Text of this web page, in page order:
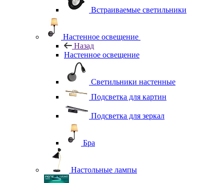
Встраиваемые светильники
Настенное освещение
Назад
Настенное освещение
Светильники настенные
Подсветка для картин
Подсветка для зеркал
Бра
Настольные лампы